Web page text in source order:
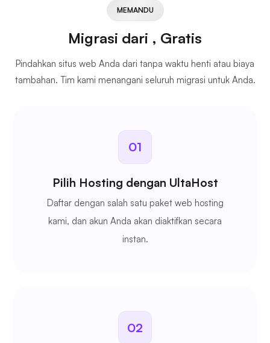
MEMANDU
Migrasi dari , Gratis
Pindahkan situs web Anda dari tanpa waktu henti atau biaya
tambahan. Tim kami menangani seluruh migrasi untuk Anda.
01
Pilih Hosting dengan UltaHost
Daftar dengan salah satu paket web hosting
kami, dan akun Anda akan diaktifkan secara
instan.
02